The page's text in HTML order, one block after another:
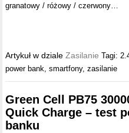
granatowy / różowy / czerwony…
Artykuł w dzialeZasilanie Tagi:
power bank ,smartfony,zasilanie
Green Cell PB75
Quick Charge – test
banku